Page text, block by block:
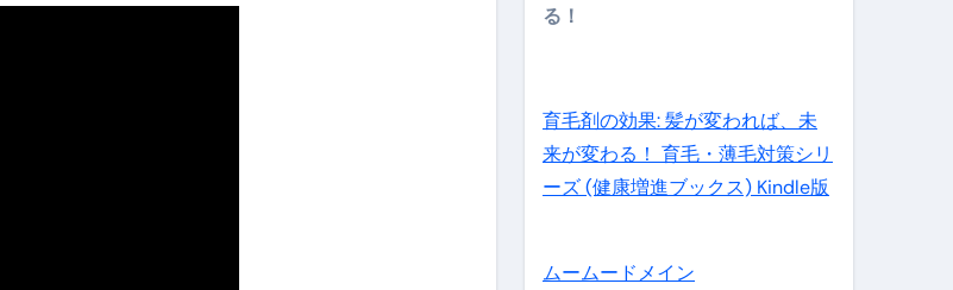
むべき！ #shorts
る！
育毛剤の効果: 髪が変われば、未
来が変わる！ 育毛・薄毛対策シリ
ーズ (健康増進ブックス) Kindle版
ムームードメイン